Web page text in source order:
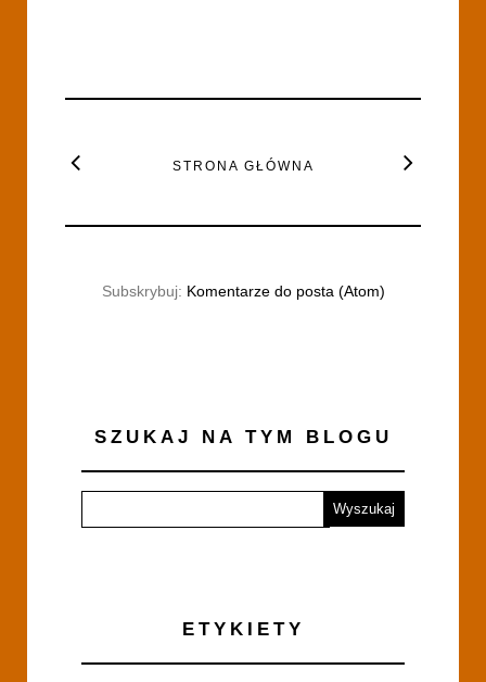
STRONA GŁÓWNA
Subskrybuj: Komentarze do posta (Atom)
SZUKAJ NA TYM BLOGU
ETYKIETY